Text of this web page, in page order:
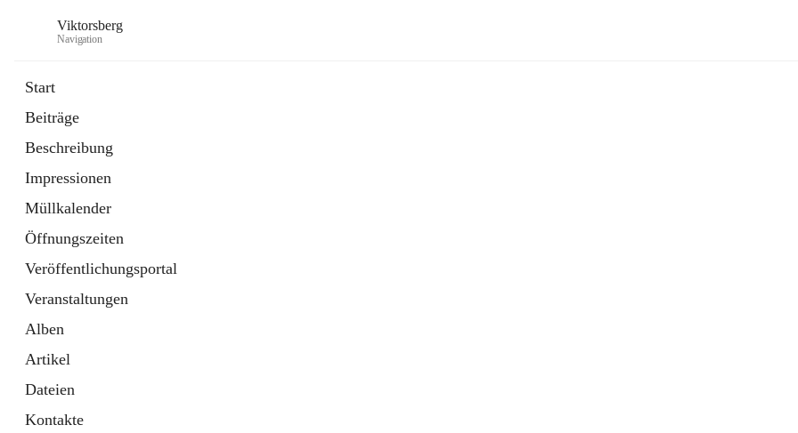
Viktorsberg
Navigation
Start
Beiträge
Beschreibung
Impressionen
Müllkalender
Öffnungszeiten
Veröffentlichungsportal
Veranstaltungen
Alben
Artikel
Dateien
Kontakte